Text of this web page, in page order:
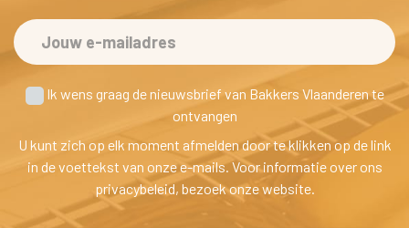
Ik wens graag de nieuwsbrief van Bakkers Vlaanderen te
ontvangen
U kunt zich op elk moment afmelden door te klikken op de link
in de voettekst van onze e-mails. Voor informatie over ons
privacybeleid, bezoek onze website.